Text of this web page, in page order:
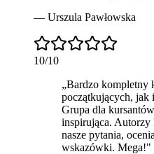
— Urszula Pawłowska
10/10
„Bardzo kompletny
początkujących, jak
Grupa dla
inspirująca. Autorzy
nasze pytania,
wskazówki. Mega!"